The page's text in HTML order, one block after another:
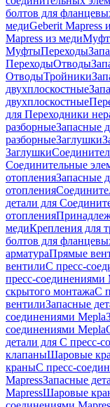
болтов для
медиGeberit Mapress
Mapress из меди
МуфтыПереходы
ПереходыОтводы
ОтводыТройники
двухплоскостные
двухплоскостные
для Переходники
разборныеЗапасные
разборныеЗаглушки
Заглушки
Соединительные
отопленияЗапасные
отопления
детали для
отопления
медиКрепления для
болтов для
арматураПрямые
вентилиС пресс-
пресс-соединениями
скрытого монтажаС
вентилиЗапасные
соединениями Mepla
соединениями Mepla
детали для С пресс-
клапаныШаровые
краныС пресс-
MapressЗапасные
MapressШаровые